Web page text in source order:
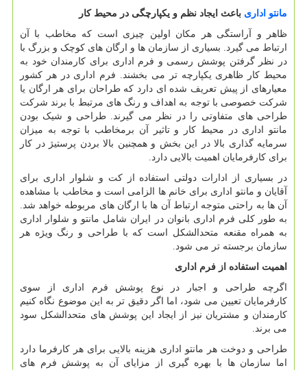
مانتو اداری باعث ایجاد نظم و یکپارچگی در محیط کار
ظاهر و آراستگی هر مکان اولین چیزی است که مخاطب با آن
ارتباط می گیرد. بسیاری از سازمان ها و ارگان های کوچک و بزرگ با
در نظر گرفتن پوشش رسمی و فرم اداری برای کارمندان خود به
محیط کار ظاهری یکپارچه تر می بخشند. فرم اداری در هر کشور
معیارهای از پیش تعریف شده ای دارد که طراحان برای هر ارگان یا
شرکت خصوصی با توجه به اهداف و رنگ های مرتبط با برند شرکت
طراحی های متفاوتی را در نظر می گیرند. طراحی و شیک بودن
مانتو اداری در محیط کار و تاثیر آن برمخاطب با توجه به میزان
سرمایه گذاری بالا در این بخش و همچنین بالا بردن پرستیژ در کار
برای کارفرمایان اهمیت بالایی دارد.
در بسیاری از ادارات دولتی استفاده از کت و شلوار اداری برای
آقایان و مانتو اداری برای خانم ها الزامی است و مخاطب با مشاهده
آن ها به راحتی متوجه ارتباط آن ها با ارگان های مربوطه خواهد شد.
به طور کلی فرم اداری بانوان در ایران شامل مانتو و شلوار اداری
به همراه مقنعه متحدالشکل است که با طراحی و رنگ ویژه هر
سازمان برجسته تر می شود.
اهمیت استفاده از فرم اداری
اگرچه طراحی و اجبار در نوع پوشش فرم اداری از سوی
کارفرمایان تعیین می شود، اما اگر دقیق تر به این موضوع نگاه کنیم
کارمندان و مشتریان نیز از ایجاد این پوشش های متحدالشکل سود
می برند.
طراحی و دوخت هر مانتو اداری هزینه بالایی برای هر کارفرما دارد
اما سازمان ها با بهره گیری از مزایای آن به پوشش فرم های